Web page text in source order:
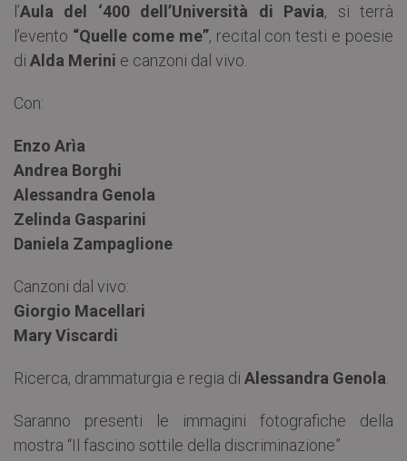
l’Aula del ‘400 dell’Università di Pavia, si terrà
l’evento “Quelle come me”, recital con testi e poesie
di Alda Merini e canzoni dal vivo.
Con:
Enzo Arìa
Andrea Borghi
Alessandra Genola
Zelinda Gasparini
Daniela Zampaglione
Canzoni dal vivo:
Giorgio Macellari
Mary Viscardi
Ricerca, drammaturgia e regia di Alessandra Genola
Saranno presenti le immagini fotografiche della
mostra “Il fascino sottile della discriminazione”